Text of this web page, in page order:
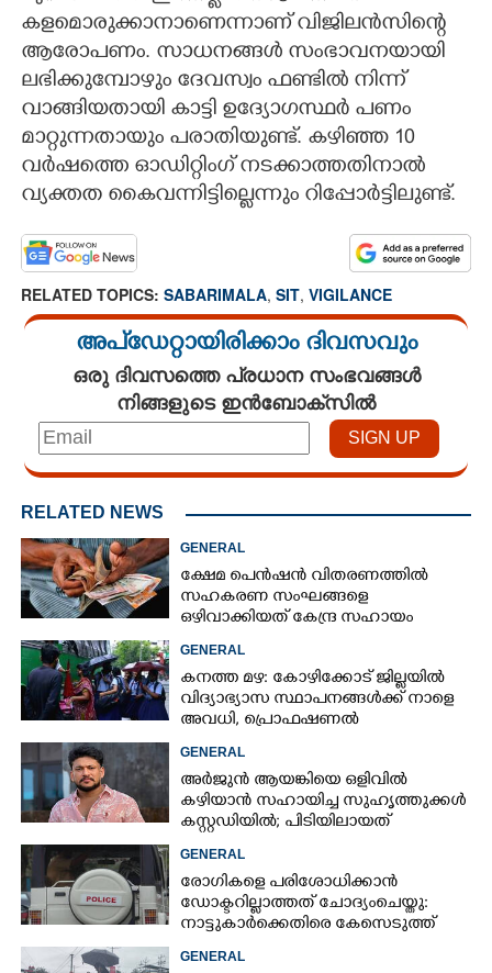
കളമൊരുക്കാനാണെന്നാണ് വിജിലൻസിന്റെ
ആരോപണം. സാധനങ്ങൾ സംഭാവനയായി
ലഭിക്കുമ്പോഴും ദേവസ്വം ഫണ്ടിൽ നിന്ന്
വാങ്ങിയതായി കാട്ടി ഉദ്യോഗസ്ഥർ പണം
മാറ്റുന്നതായും പരാതിയുണ്ട്. കഴിഞ്ഞ 10
വർഷത്തെ ഓഡിറ്റിംഗ് നടക്കാത്തതിനാൽ
വ്യക്തത കൈവന്നിട്ടില്ലെന്നും റിപ്പോർട്ടിലുണ്ട്.
RELATED TOPICS: SABARIMALA, SIT, VIGILANCE
അപ്ഡേറ്റായിരിക്കാം ദിവസവും
ഒരു ദിവസത്തെ പ്രധാന സംഭവങ്ങൾ
നിങ്ങളുടെ ഇൻബോക്സിൽ
RELATED NEWS
GENERAL
ക്ഷേമ പെൻഷൻ വിതരണത്തിൽ
സഹകരണ സംഘങ്ങളെ
ഒഴിവാക്കിയത് കേന്ദ്ര സഹായം
വിശദീകരണവുമായി സർക്കാ‌ർ
GENERAL
കനത്ത മഴ: കോഴിക്കോട് ജില്ലയിൽ
വിദ്യാഭ്യാസ സ്ഥാപനങ്ങൾക്ക് നാളെ
അവധി,​ പ്രൊഫഷണൽ
GENERAL
അർജുൻ ആയങ്കിയെ ഒളിവിൽ
കഴിയാൻ സഹായിച്ച സുഹൃത്തുക്കൾ
കസ്റ്റഡിയിൽ; പിടിയിലായത്
GENERAL
രോഗികളെ പരിശോധിക്കാൻ
ഡോക്ടറില്ലാത്തത് ചോദ്യംചെയ്തു:
നാട്ടുകാർക്കെതിരെ കേസെടുത്ത്
GENERAL